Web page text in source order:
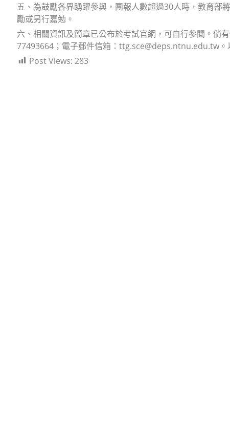
五、為鼓勵各界踴躍參與，團報人數超過30人時，教育部
勵或另行嘉勉。
六、相關資訊及簡章已公布於考試官網，可自行參閱。倘
77493664；電子郵件信箱：ttg.sce@deps.ntnu.edu.tw。
Post Views: 283